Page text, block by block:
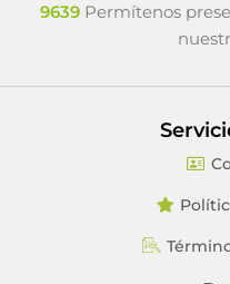
9639Permítenos